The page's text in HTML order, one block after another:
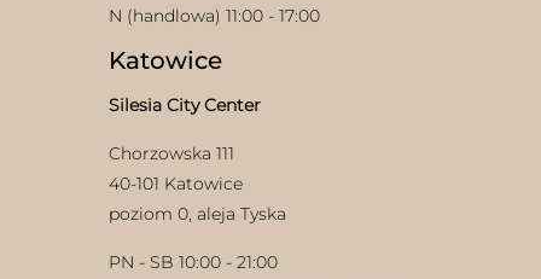
N (handlowa) 11:00 - 17:00
Katowice
Silesia City Center
Chorzowska 111
40-101 Katowice
poziom 0, aleja Tyska
PN - SB 10:00 - 21:00